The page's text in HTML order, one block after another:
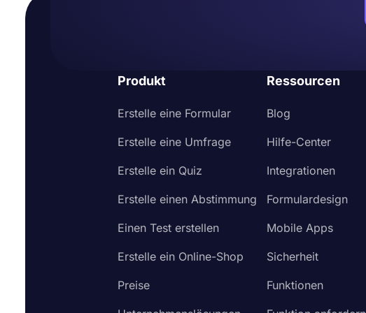
Produkt
Erstelle eine Formular
Erstelle eine Umfrage
Erstelle ein Quiz
Erstelle einen Abstimmung
Einen Test erstellen
Erstelle ein Online-Shop
Preise
Ressourcen
Blog
Hilfe-Center
Integrationen
Formulardesign
Mobile Apps
Sicherheit
Funktionen